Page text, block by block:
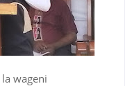
wageni